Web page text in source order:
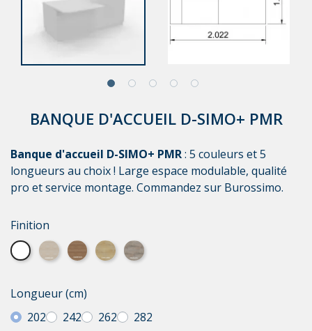
BANQUE D'ACCUEIL D-SIMO+ PMR
Banque d'accueil D-SIMO+ PMR: 5 couleurs et 5
longueurs au choix ! Large espace modulable, qualité
pro et service montage. Commandez sur Burossimo.
Finition
BlancAcacia clairAcacia foncé
Chêne veinéChêne grisé
Longueur (cm)
202
242 262 282